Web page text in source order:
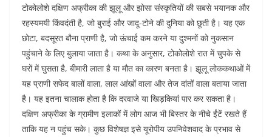
टोकोलोशे दक्षिण अफ्रीका की झूलू और झोसा संस्कृतियों की सबसे भयानक और
रहस्यमयी किंवदंती है, जो बुराई और जादू-टोने की दुनिया को छूती है। यह एक
छोटा, बदसूरत बौना प्राणी है, जो ऊंचाई कम करने या दुश्मनों को नुकसान
पहुंचाने के लिए बुलाया जाता है। कथा के अनुसार, टोकोलोशे रात में चुपके से
घरों में घुसता है, बीमारी लाता है या मौत का कारण बनता है। झूलू लोककथाओं में
यह प्राणी सफेद बालों वाला, लाल आंखों वाला और तेज दांतों वाला बताया जाता
है। यह इतना चालाक होता है कि दरवाजे या खिड़कियां पार कर सकता है।
दक्षिण अफ्रीका के ग्रामीण इलाकों में लोग आज भी बिस्तर के नीचे ईंटें रखते हैं
ताकि यह न पहुंच सके। कुछ विशेषज्ञ इसे यूरोपीय उपनिवेशवाद के प्रभाव से